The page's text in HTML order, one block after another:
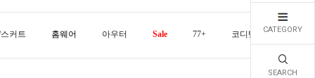
CATEGORY
SEARCH
커트 홈웨어 아우터 Sale 77+ 코디템 오늘발송